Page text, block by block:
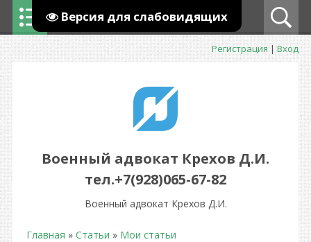
Версия для слабовидящих
Регистрация|Вход
Военный адвокат Крехов Д.И.
тел.+7(928)065-67-82
Военный адвокат Крехов Д.И.
Главная » Статьи » Мои статьи